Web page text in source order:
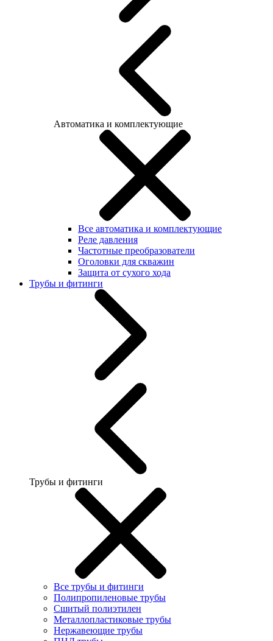
Автоматика и комплектующие
Все автоматика и комплектующие
Реле давления
Частотные преобразователи
Оголовки для скважин
Защита от сухого хода
Трубы и фитинги
Трубы и фитинги
Все трубы и фитинги
Полипропиленовые трубы
Сшитый полиэтилен
Металлопластиковые трубы
Нержавеющие трубы